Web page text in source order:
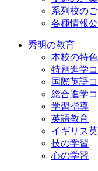
系列校の
各種情報
秀明の教育
本校の特色
特別進学
国際英語
総合進学
学習指導
英語教育
イギリス
技の学習
心の学習